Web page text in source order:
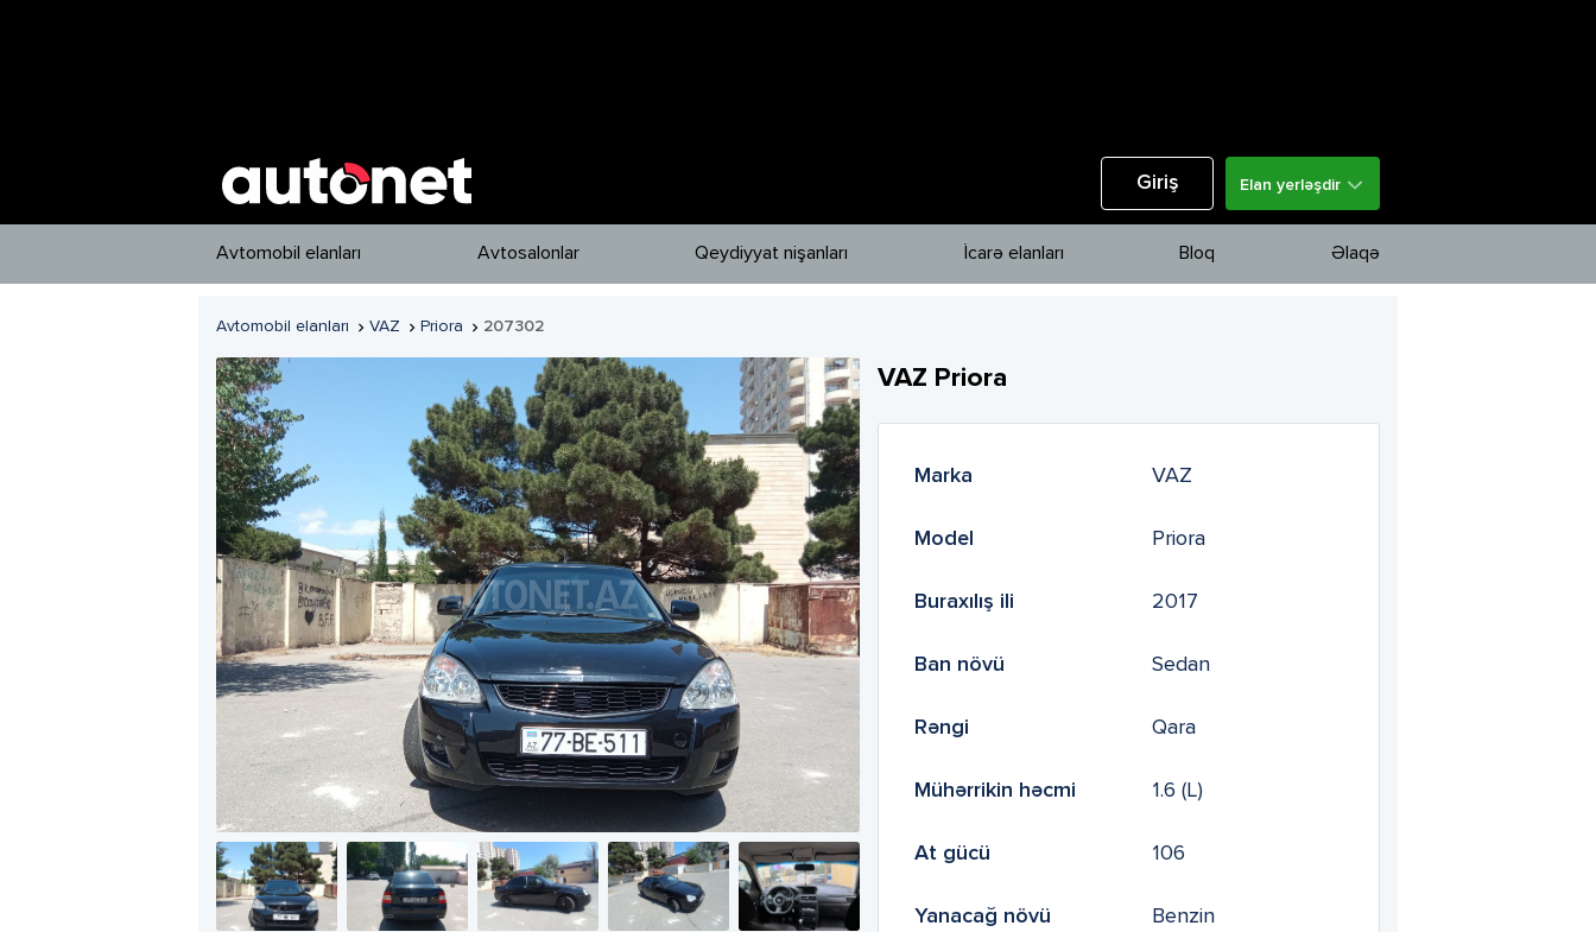
Giriş Elan yerləşdir
Avtomobil elanları Avtosalonlar Qeydiyyat nişanları İcarə elanları Bloq Əlaqə
Avtomobil elanları  VAZ  Priora  207302
VAZ Priora
Marka VAZ
Model Priora
Buraxılış ili 2017
Ban növü Sedan
Rəngi Qara
Mühərrikin həcmi 1.6 (L)
At gücü 106
Yanacağ növü Benzin